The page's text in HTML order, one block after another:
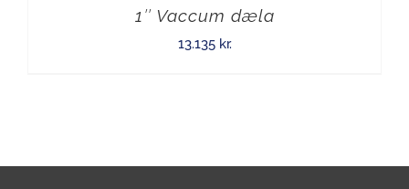
1″ Vaccum dæla
13.135 kr.